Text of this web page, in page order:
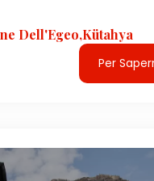
Dell'Egeo,Kütahya
Per